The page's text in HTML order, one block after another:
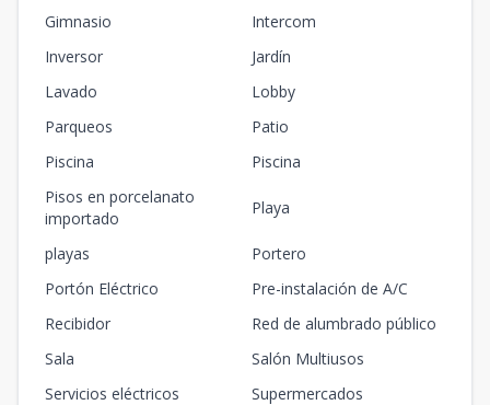
Gimnasio
Intercom
Inversor
Jardín
Lavado
Lobby
Parqueos
Patio
Piscina
Piscina
Pisos en porcelanato
importado
Playa
playas
Portero
Portón Eléctrico
Pre-instalación de A/C
Recibidor
Red de alumbrado público
Sala
Salón Multiusos
Servicios eléctricos
Supermercados